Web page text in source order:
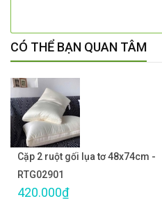
CÓ THỂ BẠN QUAN TÂM
Cặp 2 ruột gối lụa tơ 48x74cm -
RTG02901
420.000₫